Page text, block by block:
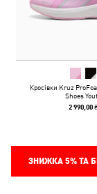
Кросівки Kruz
Shoes
2 990,00
ЗНИЖКА 5%ТА